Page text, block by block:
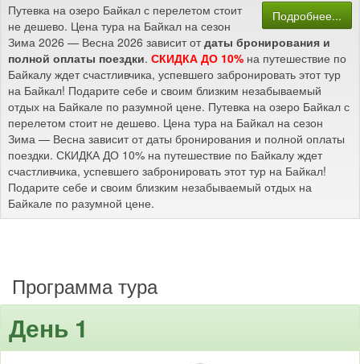
Подробнее...
Путевка на озеро Байкал с перелетом стоит
не дешево. Цена тура на Байкал на сезон
Зима 2026 — Весна 2026 зависит отдаты бронирования и
полной оплаты поездки. СКИДКА ДО 10% на путешествие по
Байкалу ждет счастливчика, успевшего забронировать этот тур
на Байкал! Подарите себе и своим близким незабываемый
отдых на Байкале по разумной цене. Путевка на озеро Байкал с
перелетом стоит не дешево. Цена тура на Байкал на сезон
Зима — Весна зависит от даты бронирования и полной оплаты
поездки. СКИДКА ДО 10% на путешествие по Байкалу ждет
счастливчика, успевшего забронировать этот тур на Байкал!
Подарите себе и своим близким незабываемый отдых на
Байкале по разумной цене.
Программа тура
День 1